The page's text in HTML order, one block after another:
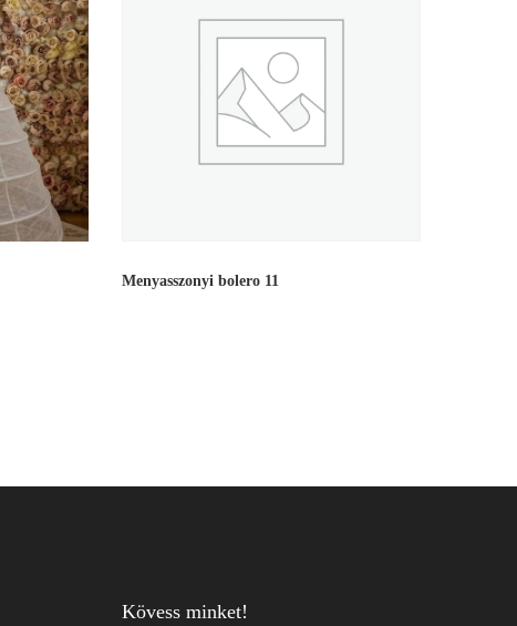
Menyasszonyi bolero 11
Kövess minket!